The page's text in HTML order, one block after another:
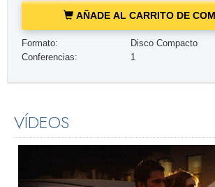
AÑADE AL CARRITO DE
Formato:
Disco Compacto
Conferencias:
1
VÍDEOS